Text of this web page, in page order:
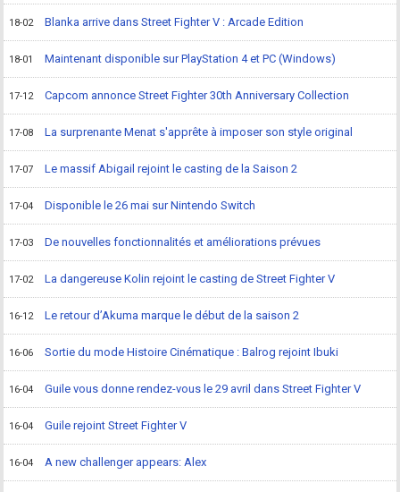
18-02 Blanka arrive dans Street Fighter V : Arcade Edition
18-01 Maintenant disponible sur PlayStation 4 et PC (Windows)
17-12 Capcom annonce Street Fighter 30th Anniversary Collection
17-08 La surprenante Menat s'apprête à imposer son style original
17-07 Le massif Abigail rejoint le casting de la Saison 2
17-04 Disponible le 26 mai sur Nintendo Switch
17-03 De nouvelles fonctionnalités et améliorations prévues
17-02 La dangereuse Kolin rejoint le casting de Street Fighter V
16-12 Le retour d’Akuma marque le début de la saison 2
16-06 Sortie du mode Histoire Cinématique : Balrog rejoint Ibuki
16-04 Guile vous donne rendez-vous le 29 avril dans Street Fighter V
16-04 Guile rejoint Street Fighter V
16-04 A new challenger appears: Alex